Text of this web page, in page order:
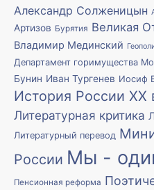
Александр Солженицын
Артизов Бурятия Великая
Владимир Мединский
Департамент горимущества
Бунин Иван Тургенев Иосиф
История России XX
Литературная критика
Литературный перевод
России Мы -
Пенсионная реформа